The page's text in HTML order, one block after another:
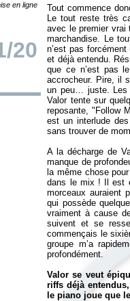
en ligne
20
Tout commence
Le tout reste très
avec le premier vrai
marchandise. Le
n’est pas
et déjà entendu.
que ce n’est pas
accrocheur. Pire, il
un peu… juste. Les
Valor tente sur
reposante, "Follow
est un interlude
sans trouver de
A la décharge de
manque de
la même chose
dans le mix ! Il est
morceaux auraient
qui possède
vraiment à cause
suivent et se
commençais le
groupe m’a
profondément.
Valor se veut
riffs déjà
le piano joue que